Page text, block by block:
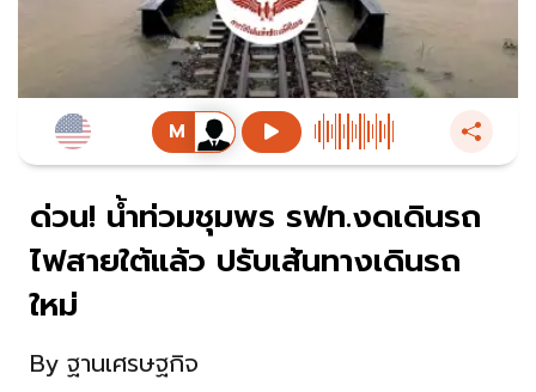
ด่วน! น้ำท่วมชุมพร รฟท.งดเดินรถ
ไฟสายใต้แล้ว ปรับเส้นทางเดินรถ
ใหม่
By ฐานเศรษฐกิจ